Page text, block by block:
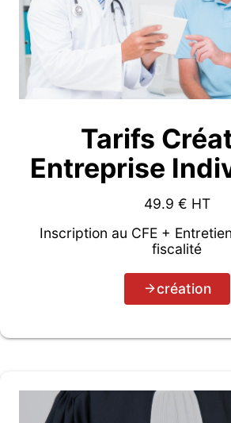
Tarifs
Entreprise
49.9 € HT
Inscription au CFE +
fiscalité
création